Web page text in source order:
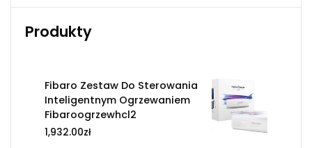
Produkty
Fibaro Zestaw Do Sterowania
Inteligentnym Ogrzewaniem
Fibaroogrzewhcl2
1,932.00zł